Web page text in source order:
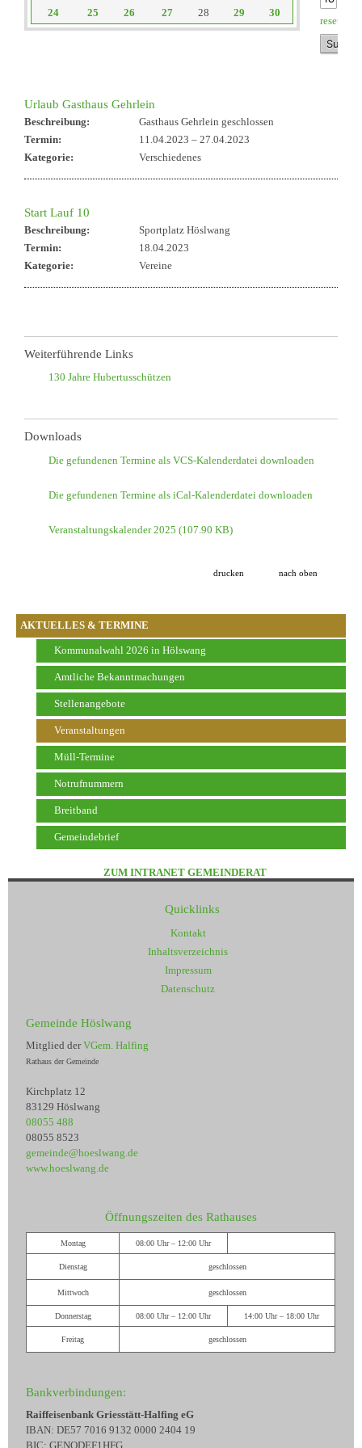
AKTUELLES & TERMINE
Kommunalwahl 2026 in Hölswang
Amtliche Bekanntmachungen
Stellenangebote
Veranstaltungen
Müll-Termine
Notrufnummern
Breitband
Gemeindebrief
24
25 26 27 28 29 30
reset
Urlaub Gasthaus Gehrlein
Beschreibung:
Gasthaus Gehrlein geschlossen
Termin:
11.04.2023 – 27.04.2023
Kategorie:
Verschiedenes
Start Lauf 10
Beschreibung:
Sportplatz Höslwang
Termin:
18.04.2023
Kategorie:
Vereine
Weiterführende Links
130 Jahre Hubertusschützen
Downloads
Die gefundenen Termine als VCS-Kalenderdatei downloaden
Die gefundenen Termine als iCal-Kalenderdatei downloaden
Veranstaltungskalender 2025 (107.90 KB)
drucken nach oben
ZUM INTRANET GEMEINDERAT
Quicklinks
Kontakt
Inhaltsverzeichnis
Impressum
Datenschutz
Gemeinde Höslwang
Mitglied derVGem. Halfing
Rathaus der Gemeinde
Kirchplatz 12
83129 Höslwang
08055 488
08055 8523
gemeinde@hoeslwang.de
www.hoeslwang.de
Öffnungszeiten des Rathauses
Montag 08:00 Uhr – 12:00 Uhr
Dienstag geschlossen
Mittwoch geschlossen
Donnerstag 08:00 Uhr – 12:00 Uhr 14:00 Uhr – 18:00 Uhr
Freitag geschlossen
Bankverbindungen:
Raiffeisenbank Griesstätt-Halfing eG
IBAN: DE57 7016 9132 0000 2404 19